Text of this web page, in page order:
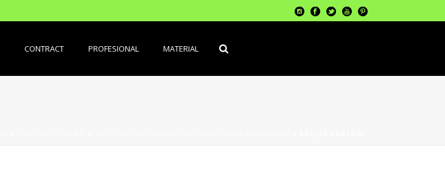
CONTRACT PROFESIONAL MATERIAL